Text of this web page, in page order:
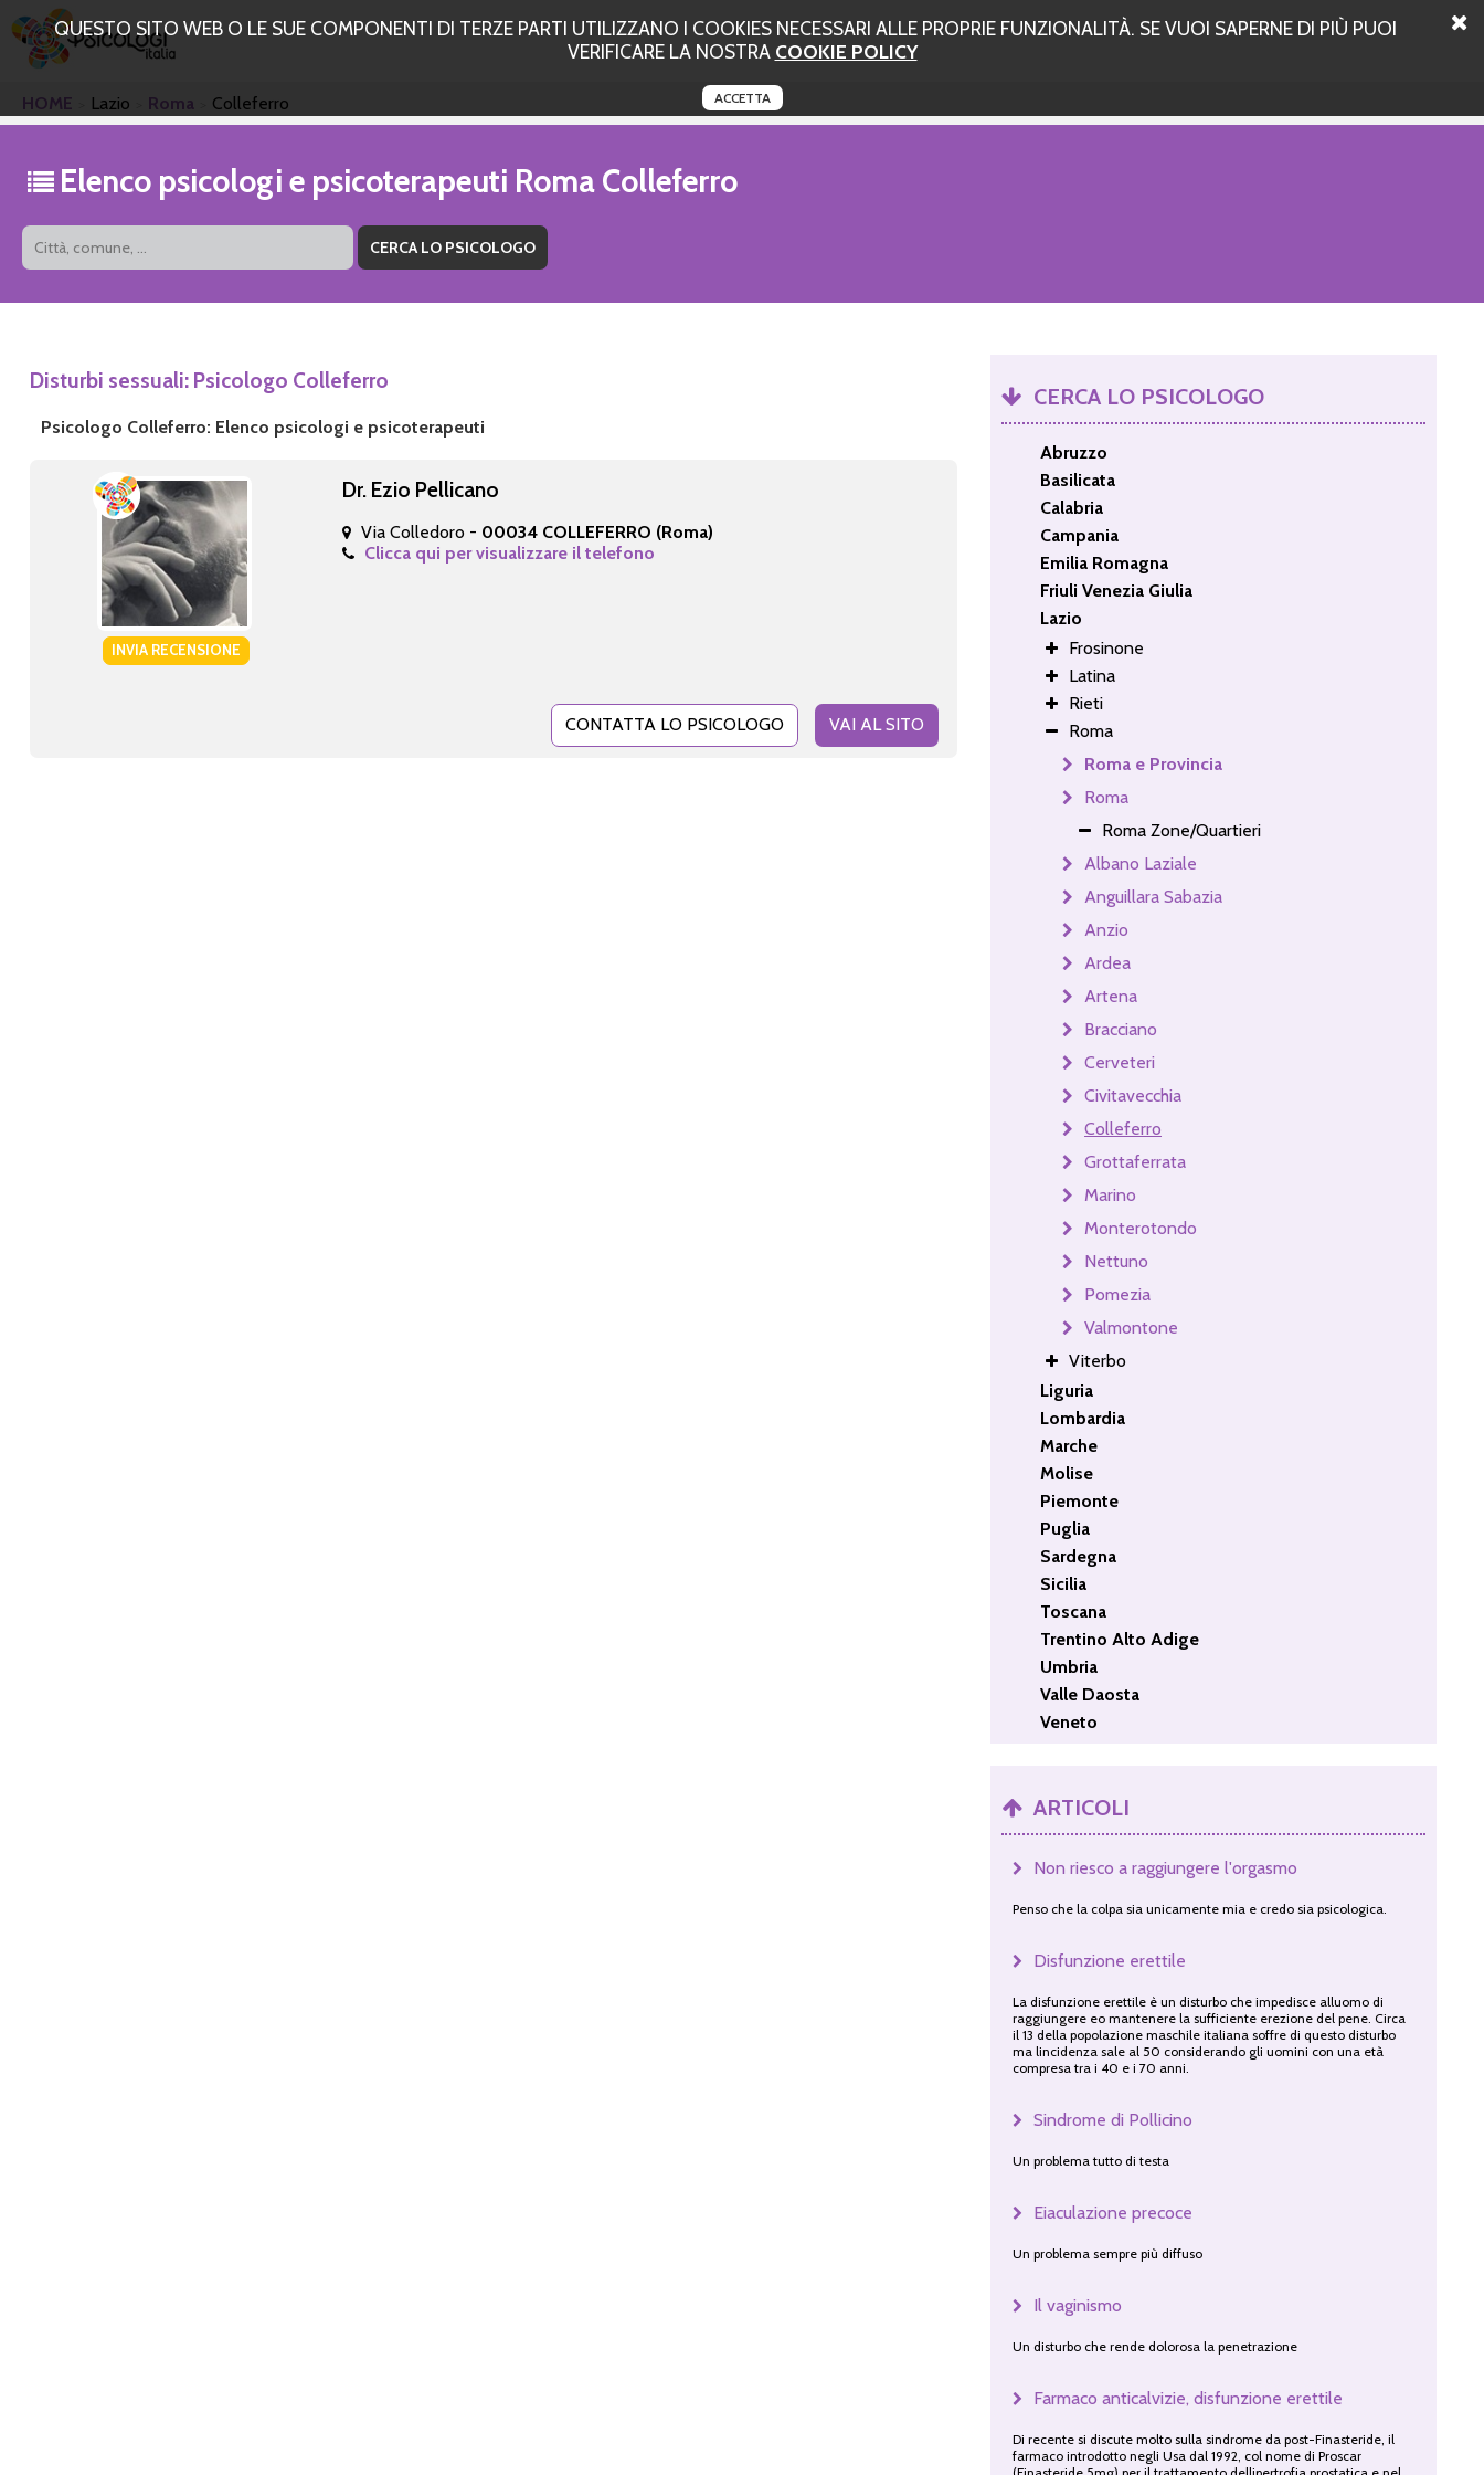
QUESTO SITO WEB O LE SUE COMPONENTI DI TERZE PARTI UTILIZZANO I COOKIES NECESSARI ALLE PROPRIE FUNZIONALITÀ. SE VUOI SAPERNE DI PIÙ PUOI
VERIFICARE LA NOSTRA COOKIE POLICY
ACCETTA
HOME Lazio Roma Colleferro
Elenco psicologi e psicoterapeuti Roma Colleferro
Disturbi sessuali: Psicologo Colleferro
Psicologo Colleferro: Elenco psicologi e psicoterapeuti
INVIA RECENSIONE
Dr. Ezio Pellicano
Via Colledoro - 00034 COLLEFERRO (Roma)
Clicca qui per visualizzare il telefono
CONTATTA LO PSICOLOGO VAI AL SITO
CERCA LO PSICOLOGO
Abruzzo
Basilicata
Calabria
Campania
Emilia Romagna
Friuli Venezia Giulia
Lazio
Frosinone
Latina
Rieti
Roma
Roma e Provincia
Roma
Roma Zone/Quartieri
Albano Laziale
Anguillara Sabazia
Anzio
Ardea
Artena
Bracciano
Cerveteri
Civitavecchia
Colleferro
Grottaferrata
Marino
Monterotondo
Nettuno
Pomezia
Valmontone
Viterbo
Liguria
Lombardia
Marche
Molise
Piemonte
Puglia
Sardegna
Sicilia
Toscana
Trentino Alto Adige
Umbria
Valle Daosta
Veneto
ARTICOLI
Non riesco a raggiungere l'orgasmo
Penso che la colpa sia unicamente mia e credo sia psicologica.
Disfunzione erettile
La disfunzione erettile è un disturbo che impedisce alluomo di
raggiungere eo mantenere la sufficiente erezione del pene. Circa
il 13 della popolazione maschile italiana soffre di questo disturbo
ma lincidenza sale al 50 considerando gli uomini con una età
compresa tra i 40 e i 70 anni.
Sindrome di Pollicino
Un problema tutto di testa
Eiaculazione precoce
Un problema sempre più diffuso
Il vaginismo
Un disturbo che rende dolorosa la penetrazione
Farmaco anticalvizie, disfunzione erettile
Di recente si discute molto sulla sindrome da post-Finasteride, il
farmaco introdotto negli Usa dal 1992, col nome di Proscar